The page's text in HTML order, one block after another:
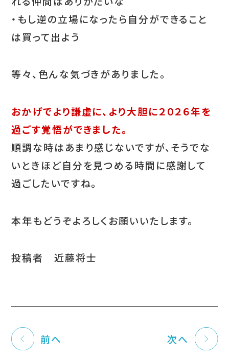
・もし逆の立場になったら自分ができること
は買って出よう
等々、色んな気づきがありました。
おかげでより謙虚に、より大胆に２０２６年を
過ごす覚悟ができました。
順調な時はあまり感じないですが、そうでな
いときほど自分を見つめる時間に感謝して
過ごしたいですね。
本年もどうぞよろしくお願いいたします。
投稿者 近藤将士
前へ 次へ